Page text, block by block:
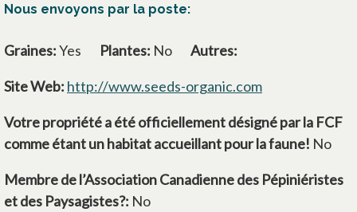
Nous envoyons par la poste:
Graines:Yes Plantes: No Autres:
Site Web: http://www.seeds-organic.com
Votre propriété a été officiellement désigné par la FCF
comme étant un habitat accueillant pour la faune! No
Membre de l’Association Canadienne des Pépiniéristes
et des Paysagistes?: No